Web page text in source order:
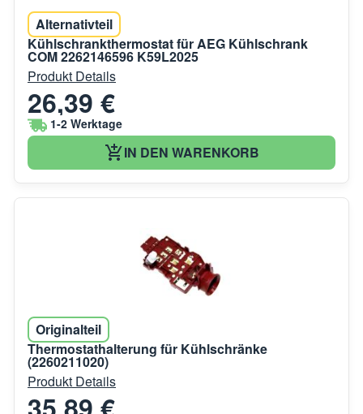
Alternativteil
Kühlschrankthermostat für AEG Kühlschrank
COM 2262146596 K59L2025
Produkt Details
26,39 €
1-2 Werktage
IN DEN WARENKORB
Originalteil
Thermostathalterung für Kühlschränke
(2260211020)
Produkt Details